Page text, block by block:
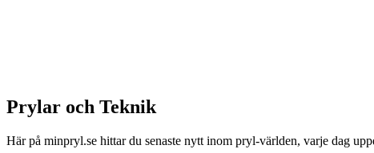
Prylar och Teknik
Här på minpryl.se hittar du senaste nytt inom pryl-världen, varje dag